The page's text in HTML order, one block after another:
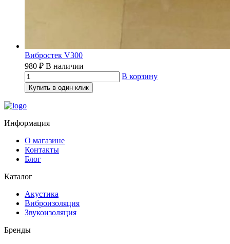
Вибростек V300
980 ₽ В наличии
В корзину
Купить в один клик
Информация
О магазине
Контакты
Блог
Каталог
Акустика
Виброизоляция
Звукоизоляция
Бренды